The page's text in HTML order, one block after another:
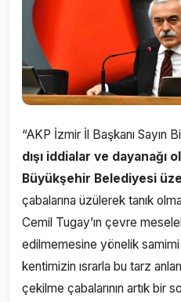
“AKP İzmir İl Başkanı Sayın
dışı iddialar ve dayanağı
Büyükşehir Belediyesi
çabalarına üzülerek tanık
Cemil Tugay’ın çevre
edilmemesine yönelik samimi
kentimizin ısrarla bu tarz
çekilme çabalarının artık bir